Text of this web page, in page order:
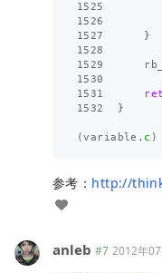
1525
1526
1527
}
1528
1529
1530
1531
1532
}
(variable . c )
参考： http://
anleb #7 2012年